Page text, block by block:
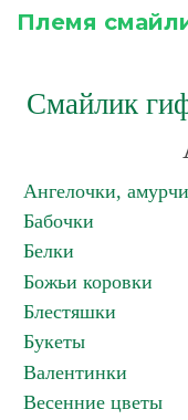
Племя
Смайлик
Ангелочки,
Бабочки
Белки
Божьи коровки
Блестяшки
Букеты
Валентинки
Весенние цветы